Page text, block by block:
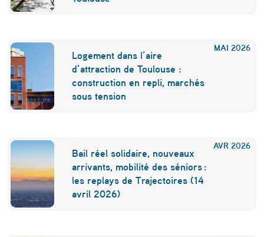
MAI 2026
Logement dans l’aire
d’attraction de Toulouse :
construction en repli, marchés
sous tension
AVR 2026
Bail réel solidaire, nouveaux
arrivants, mobilité des séniors :
les replays de Trajectoires (14
avril 2026)